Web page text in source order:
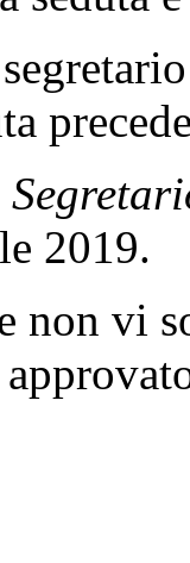
2019.
non vi